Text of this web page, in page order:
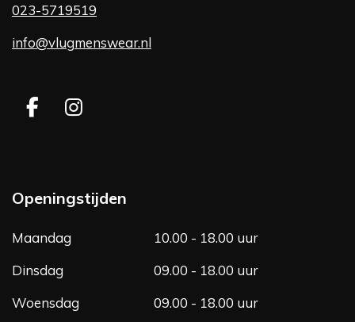
023-5719519
info@vlugmenswear.nl
F
b
o
k
I
a
g
Openingstijden
Maandag
10.00 - 18.00 uur
Dinsdag
09.00 - 18.00 uur
Woensdag
09.00 - 18.00 uur